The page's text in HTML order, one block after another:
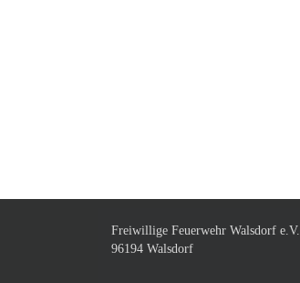
Freiwillige Feuerwehr Walsdorf e.V.
96194 Walsdorf